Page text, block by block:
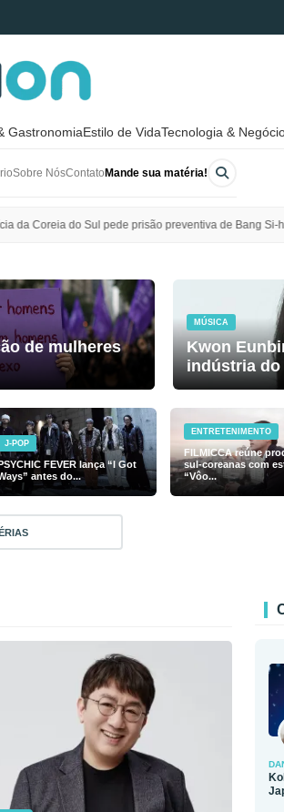
GastronomiaEstilo de VidaTecnologia &
Sobre NósContato Mande sua matéria!
de Bang Si-hyuk, presidente da HYBE
de mulheres
MÚSICA
Kwon
indústria
J-POP
FEVER lança “I Got
antes do...
ENTRETENIMENTO
FILMICCA reúne
sul-coreanas com
“Vôo...